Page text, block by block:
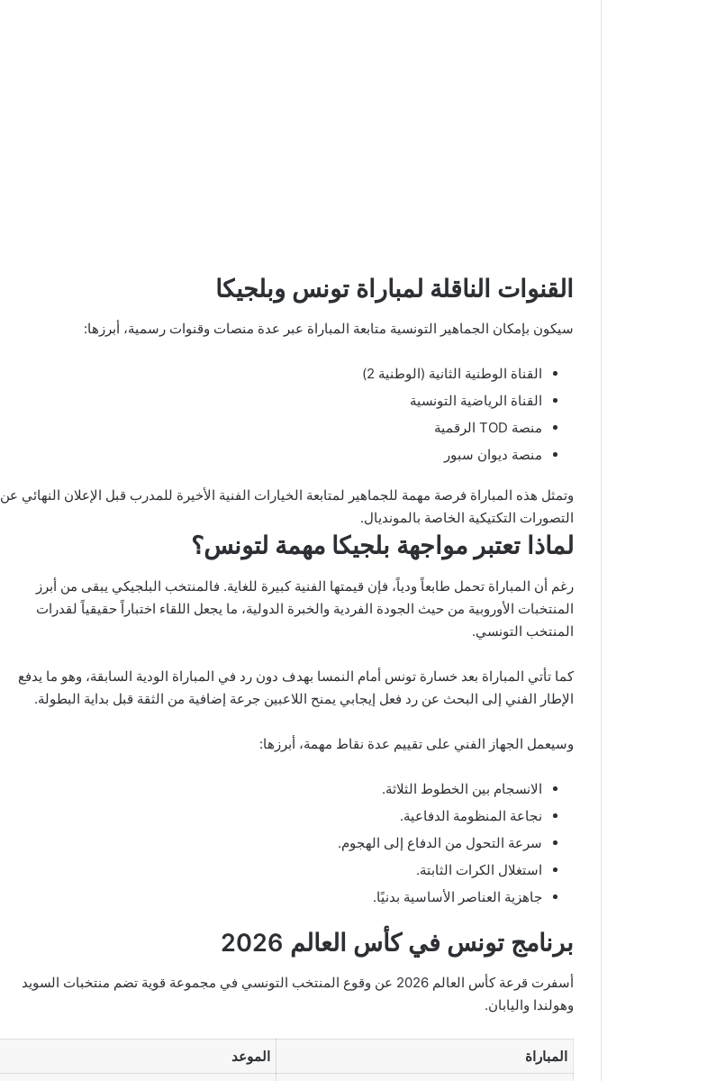
القنوات الناقلة لمباراة تونس وبلجيكا
سيكون بإمكان الجماهير التونسية متابعة المباراة عبر عدة منصات وقنوات رسمية، أبرزها:
القناة الوطنية الثانية (الوطنية 2)
القناة الرياضية التونسية
منصة TOD الرقمية
منصة ديوان سبور
وتمثل هذه المباراة فرصة مهمة للجماهير لمتابعة الخيارات الفنية الأخيرة للمدرب قبل الإعلان النهائي عن
التصورات التكتيكية الخاصة بالمونديال.
لماذا تعتبر مواجهة بلجيكا مهمة لتونس؟
رغم أن المباراة تحمل طابعاً ودياً، فإن قيمتها الفنية كبيرة للغاية. فالمنتخب البلجيكي يبقى من أبرز
المنتخبات الأوروبية من حيث الجودة الفردية والخبرة الدولية، ما يجعل اللقاء اختباراً حقيقياً لقدرات
المنتخب التونسي.
كما تأتي المباراة بعد خسارة تونس أمام النمسا بهدف دون رد في المباراة الودية السابقة، وهو ما يدفع
الإطار الفني إلى البحث عن رد فعل إيجابي يمنح اللاعبين جرعة إضافية من الثقة قبل بداية البطولة.
وسيعمل الجهاز الفني على تقييم عدة نقاط مهمة، أبرزها:
الانسجام بين الخطوط الثلاثة.
نجاعة المنظومة الدفاعية.
سرعة التحول من الدفاع إلى الهجوم.
استغلال الكرات الثابتة.
جاهزية العناصر الأساسية بدنيًا.
برنامج تونس في كأس العالم 2026
أسفرت قرعة كأس العالم 2026 عن وقوع المنتخب التونسي في مجموعة قوية تضم منتخبات السويد
وهولندا واليابان.
المباراة الموعد